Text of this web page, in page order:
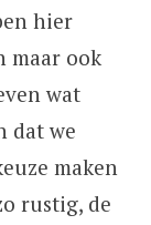
hier
maar ook
wat
dat we
maken
rustig, de